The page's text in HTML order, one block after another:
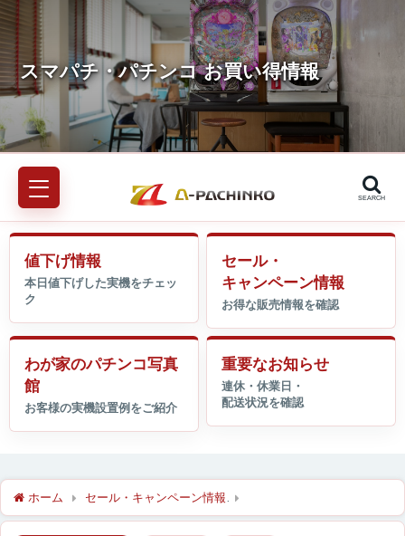
SEARCH
値下げ情報
セール・
キャンペーン情報
わが家のパチンコ写真
館
重要なお知らせ
ホーム セール・キャンペーン情報